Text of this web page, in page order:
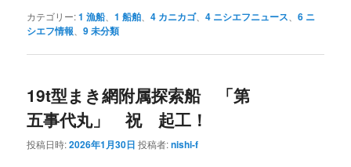
カテゴリー:1 漁船、1 船舶 、4 カニカゴ、4 ニシエフニュース 、6 ニ
シエフ情報 、9 未分類
19t型まき網附属探索船 「第
五事代丸」 祝 起工！
投稿日時:2026年1月30日 投稿者:nishi-f